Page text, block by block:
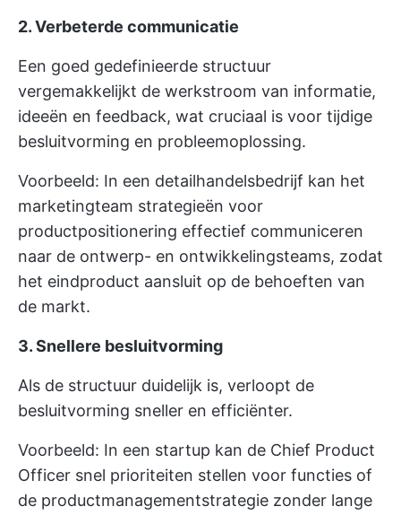
2. Verbeterde communicatie
Een goed gedefinieerde structuur
vergemakkelijkt de werkstroom van informatie,
ideeën en feedback, wat cruciaal is voor tijdige
besluitvorming en probleemoplossing.
Voorbeeld: In een detailhandelsbedrijf kan het
marketingteam strategieën voor
productpositionering effectief communiceren
naar de ontwerp- en ontwikkelingsteams, zodat
het eindproduct aansluit op de behoeften van
de markt.
3. Snellere besluitvorming
Als de structuur duidelijk is, verloopt de
besluitvorming sneller en efficiënter.
Voorbeeld: In een startup kan de Chief Product
Officer snel prioriteiten stellen voor functies of
de productmanagementstrategie zonder lange